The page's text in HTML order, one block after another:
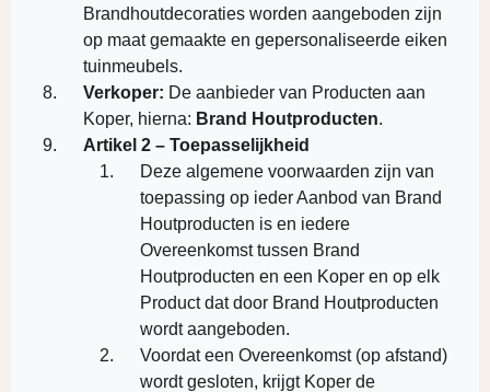
Brandhoutdecoraties worden aangeboden zijn
op maat gemaakte en gepersonaliseerde eiken
tuinmeubels.
Verkoper: De aanbieder van Producten aan
Koper, hierna: Brand Houtproducten.
Artikel 2 – Toepasselijkheid
Deze algemene voorwaarden zijn van
toepassing op ieder Aanbod van Brand
Houtproducten is en iedere
Overeenkomst tussen Brand
Houtproducten en een Koper en op elk
Product dat door Brand Houtproducten
wordt aangeboden.
Voordat een Overeenkomst (op afstand)
wordt gesloten, krijgt Koper de